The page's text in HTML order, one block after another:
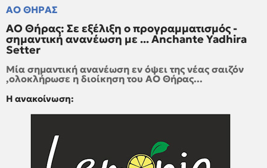
ΑΟ ΘΗΡΑΣ
ΑΟ Θήρας: Σε εξέλιξη ο προγραμματισμός -
σημαντική ανανέωση με ... Anchante Yadhira
Setter
Μία σημαντική ανανέωση εν όψει της νέας σαιζόν
,ολοκλήρωσε η διοίκηση του ΑΟ Θήρας...
Η ανακοίνωση: